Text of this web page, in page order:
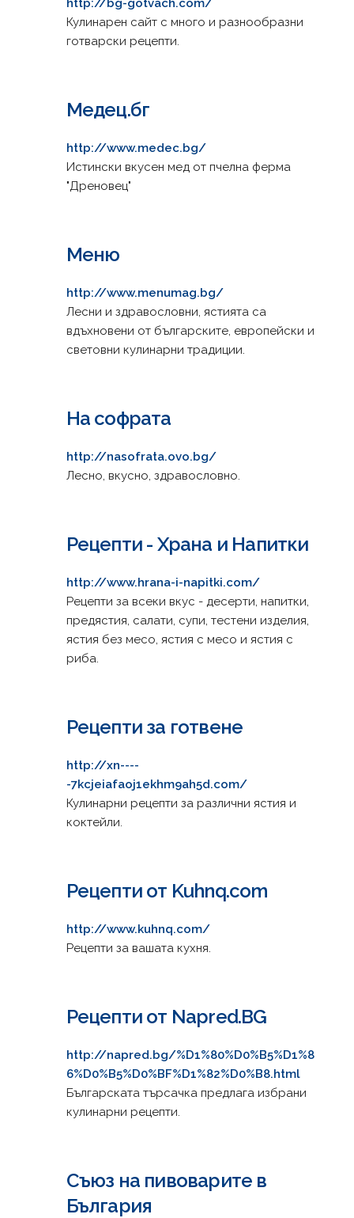
http://bg-gotvach.com/
Кулинарен сайт с много и разнообразни
готварски рецепти.
Медец.бг
http://www.medec.bg/
Истински вкусен мед от пчелна ферма
"Дреновец"
Меню
http://www.menumag.bg/
Лесни и здравословни, ястията са
вдъхновени от българските, европейски и
световни кулинарни традиции.
На софрата
http://nasofrata.ovo.bg/
Лесно, вкусно, здравословно.
Рецепти - Храна и Напитки
http://www.hrana-i-napitki.com/
Рецепти за всеки вкус - десерти, напитки,
предястия, салати, супи, тестени изделия,
ястия без месо, ястия с месо и ястия с
риба.
Рецепти за готвене
http://xn----
-7kcjeiafaoj1ekhm9ah5d.com/
Кулинарни рецепти за различни ястия и
коктейли.
Рецепти от Kuhnq.com
http://www.kuhnq.com/
Рецепти за вашата кухня.
Рецепти от Napred.BG
http://napred.bg/%D1%80%D0%B5%D1%8
6%D0%B5%D0%BF%D1%82%D0%B8.html
Българската търсачка предлага избрани
кулинарни рецепти.
Съюз на пивоварите в
България